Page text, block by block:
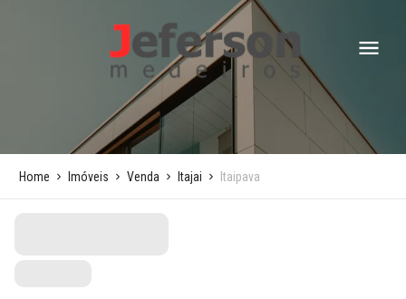
Home Imóveis Venda Itajai Itaipava